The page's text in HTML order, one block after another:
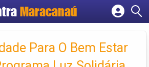
Maracanaú
Cadastrar empresa
Criar conta
Para O Bem Estar